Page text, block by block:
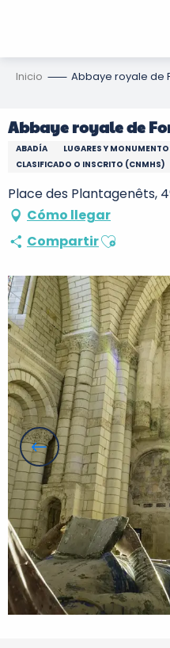
Inicio Abbaye royale de
Abbaye royale de
ABADÍA
LUGARES Y
CLASIFICADO O INSCRITO (CNMHS)
Place des Plantagenêts,
Cómo llegar
CompartirAjouter aux